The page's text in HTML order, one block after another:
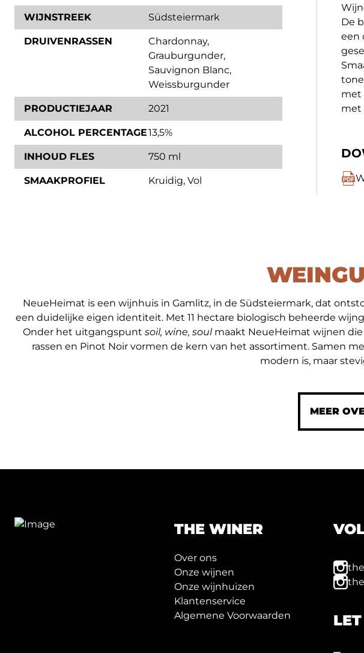
WIJNSTREEK Südsteiermark
DRUIVENRASSEN Chardonnay,
Grauburgunder,
Sauvignon Blanc,
Weissburgunder
PRODUCTIEJAAR 2021
ALCOHOL PERCENTAGE13,5%
INHOUD FLES 750 ml
SMAAKPROFIEL Kruidig, Vol
De
een
met
met
NeueHeimat is een wijnhuis in Gamlitz, in de Südsteiermark, dat
een duidelijke eigen identiteit. Met 11 hectare biologisch beheerde
Onder het uitgangspunt soil, wine, soulmaakt NeueHeimat wijnen die
rassen en Pinot Noir vormen de kern van het assortiment. Samen
modern is, maar
MEER
THE WINER
Over ons
Onze wijnen
Onze wijnhuizen
Klantenservice
Algemene Voorwaarden